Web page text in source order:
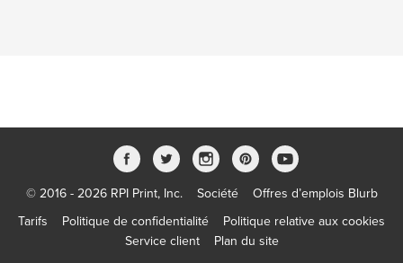
© 2016 - 2026 RPI Print, Inc. Société
Offres d’emplois Blurb
Tarifs
Politique de confidentialité
Politique relative aux cookies
Service client
Plan du site